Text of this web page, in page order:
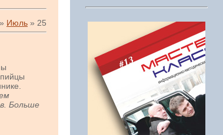
» Июль » 25
Больше